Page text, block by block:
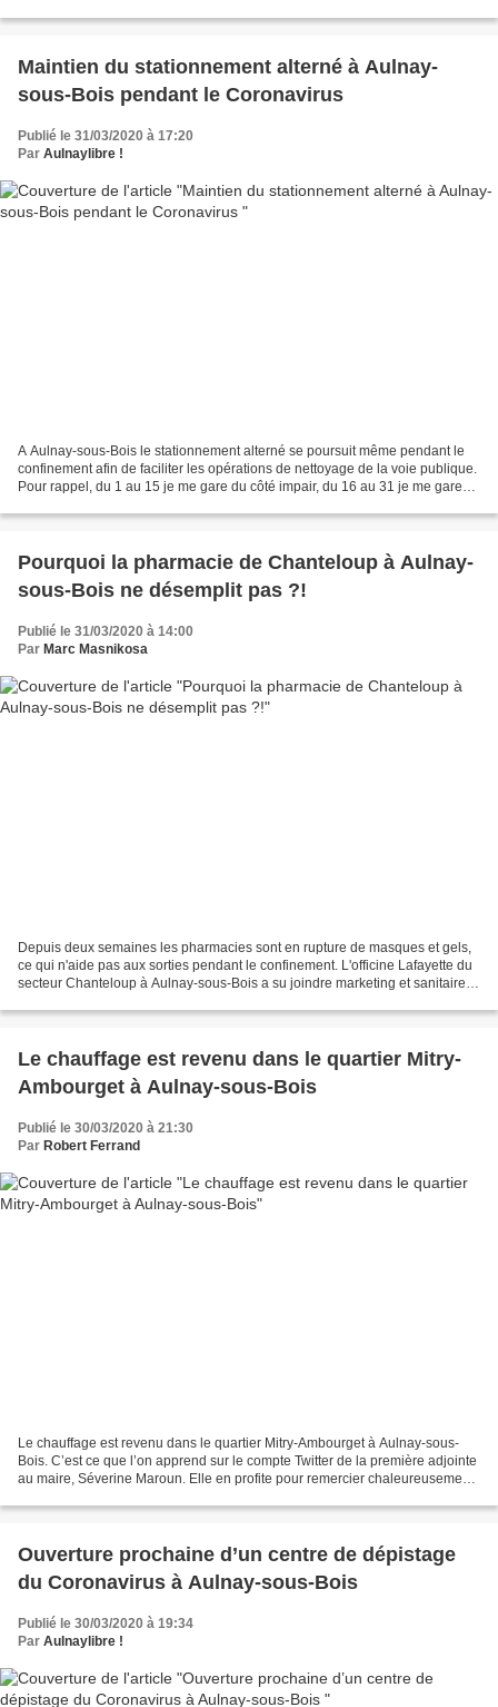
Maintien du stationnement alterné à Aulnay-
sous-Bois pendant le Coronavirus
Publié le 31/03/2020 à 17:20
Par Aulnaylibre !
A Aulnay-sous-Bois le stationnement alterné se poursuit même pendant le
confinement afin de faciliter les opérations de nettoyage de la voie publique.
Pour rappel, du 1 au 15 je me gare du côté impair, du 16 au 31 je me gare
Pourquoi la pharmacie de Chanteloup à Aulnay-
sous-Bois ne désemplit pas ?!
Publié le 31/03/2020 à 14:00
Par Marc Masnikosa
Depuis deux semaines les pharmacies sont en rupture de masques et gels,
ce qui n'aide pas aux sorties pendant le confinement. L'officine Lafayette du
secteur Chanteloup à Aulnay-sous-Bois a su joindre marketing et sanitaire
Le chauffage est revenu dans le quartier Mitry-
Ambourget à Aulnay-sous-Bois
Publié le 30/03/2020 à 21:30
Par Robert Ferrand
Le chauffage est revenu dans le quartier Mitry-Ambourget à Aulnay-sous-
Bois. C’est ce que l’on apprend sur le compte Twitter de la première adjointe
au maire, Séverine Maroun. Elle en profite pour remercier chaleureusement
Ouverture prochaine d’un centre de dépistage
du Coronavirus à Aulnay-sous-Bois
Publié le 30/03/2020 à 19:34
Par Aulnaylibre !